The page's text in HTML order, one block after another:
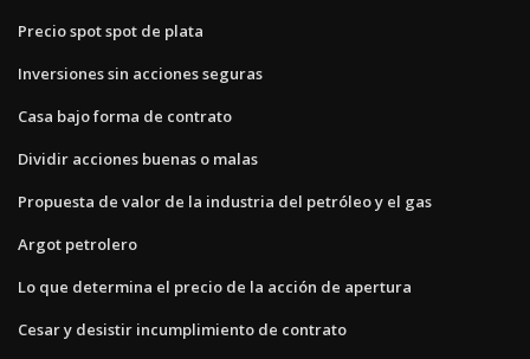
Precio spot spot de plata
Inversiones sin acciones seguras
Casa bajo forma de contrato
Dividir acciones buenas o malas
Propuesta de valor de la industria del petróleo y el gas
Argot petrolero
Lo que determina el precio de la acción de apertura
Cesar y desistir incumplimiento de contrato